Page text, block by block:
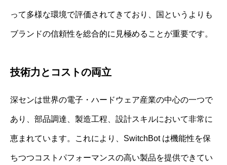
って多様な環境で評価されてきており、国というよりも
ブランドの信頼性を総合的に見極めることが重要です。
技術力とコストの両立
深センは世界の電子・ハードウェア産業の中心の一つで
あり、部品調達、製造工程、設計スキルにおいて非常に
恵まれています。これにより、SwitchBot は機能性を保
ちつつコストパフォーマンスの高い製品を提供できてい